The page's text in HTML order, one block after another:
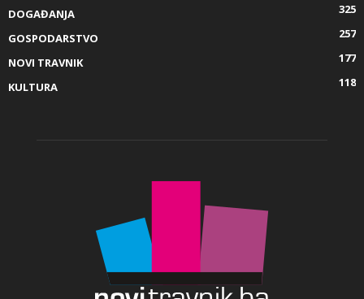
DOGAĐANJA
325
GOSPODARSTVO
257
NOVI TRAVNIK
177
KULTURA
118